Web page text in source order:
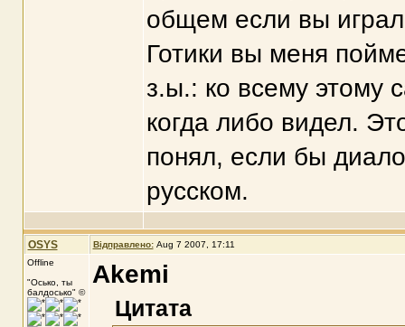
общем если вы
Готики вы меня
з.ы.: ко всему этому
когда либо видел.
понял, если бы
русском.
OSYS Відправлено: Aug 7 2007, 17:11
Offline
"Осько, ты
балдосько" ©
Akemi
Цитата